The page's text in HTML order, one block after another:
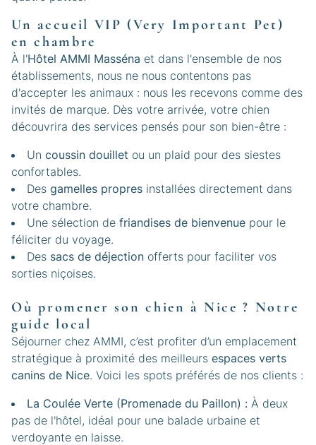
Un accueil VIP (Very Important Pet)
en chambre
À l'Hôtel AMMI Masséna et dans l'ensemble de nos
établissements, nous ne nous contentons pas
d'accepter les animaux : nous les recevons comme des
invités de marque. Dès votre arrivée, votre chien
découvrira des services pensés pour son bien-être :
Un coussin douillet ou un plaid pour des siestes
confortables.
Des gamelles propres installées directement dans
votre chambre.
Une sélection de friandises de bienvenue pour le
féliciter du voyage.
Des sacs de déjection offerts pour faciliter vos
sorties niçoises.
Où promener son chien à Nice ? Notre
guide local
Séjourner chez AMMI, c’est profiter d’un emplacement
stratégique à proximité des meilleurs espaces verts
canins de Nice. Voici les spots préférés de nos clients :
La Coulée Verte (Promenade du Paillon) : À deux
pas de l'hôtel, idéal pour une balade urbaine et
verdoyante en laisse.